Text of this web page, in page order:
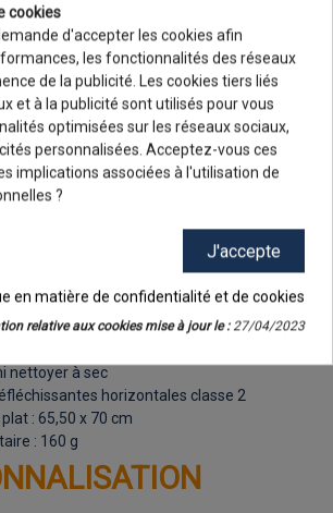
conformes à la classe 2 des
avec ce gilet de sécurité Visicoat, vous
votre visibilité partout où cela
Idéalement, ayez toujours un
Visicoat dans votre véhicule ou à
!
fluo - Jaune fluo
nettoyer à sec
horizontales classe 2
: 65,50 x 70 cm
: 160 g
cookies
d'accepter les cookies afin
les fonctionnalités des réseaux
de la publicité. Les cookies tiers liés
et à la publicité sont utilisés pour vous
optimisées sur les réseaux sociaux,
personnalisées. Acceptez-vous ces
implications associées à l'utilisation de
?
J'accepte
en matière de confidentialité et de cookies
relative aux cookies mise à jour le :27/04/2023